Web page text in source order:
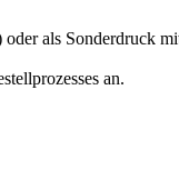
als Sonderdruck
an.